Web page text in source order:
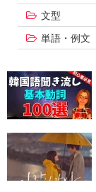
文型
単語・例文